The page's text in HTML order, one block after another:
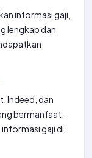
informasi gaji,
lengkap dan
Indeed, dan
bermanfaat.
gaji di